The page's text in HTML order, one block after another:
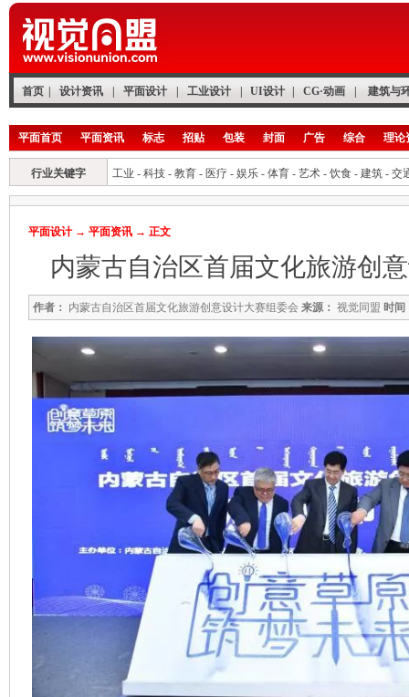
首页 设计资讯 平面设计 工业设计 UI设计 CG·动画 建筑与
平面首页 平面资讯 标志 招贴 包装 封面 广告 综合 理论
行业关键字 工业 - 科技 - 教育 - 医疗 - 娱乐 - 体育 - 艺术 - 饮食 - 建筑 - 交
平面设计 → 平面资讯 → 正文
内蒙古自治区首届文化旅游创
作者： 内蒙古自治区首届文化旅游创意设计大赛组委会 来源： 视觉同盟 时间